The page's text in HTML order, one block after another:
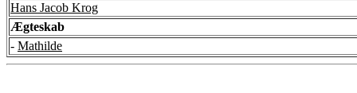
Hans Jacob Krog
Ægteskab
- Mathilde